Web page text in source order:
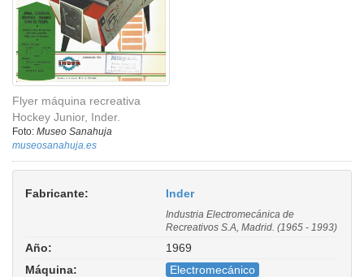
Flyer máquina recreativa
Hockey Junior, Inder.
Foto: Museo Sanahuja
museosanahuja.es
Fabricante: Inder
Industria Electromecánica de
Recreativos S.A, Madrid. (1965 - 1993)
Año:
1969
Máquina:
Electromecánico